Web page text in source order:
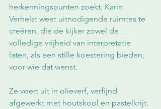
herkenningspunten zoekt. Karin
Verhelst weet uitnodigende ruimtes te
creëren, die de kijker zowel de
volledige vrijheid van interpretatie
laten, als een stille koestering bieden,
voor wie dat wenst.
Ze voert uit in olieverf, verfijnd
afgewerkt met houtskool en pastelkrijt.